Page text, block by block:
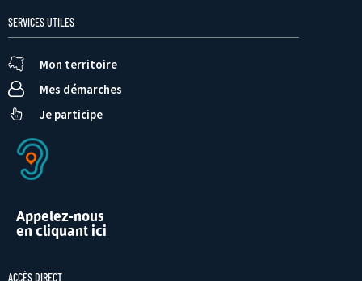
SERVICES UTILES
Mon territoire
Mes démarches
Je participe
Appelez-nous
en cliquant ici
ACCÈS DIRECT